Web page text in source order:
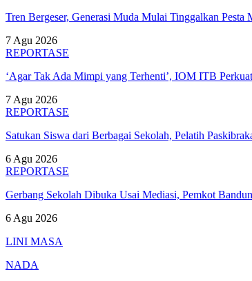
Tren Bergeser, Generasi Muda Mulai Tinggalkan
7 Agu 2026
REPORTASE
‘Agar Tak Ada Mimpi yang Terhenti’, IOM ITB
7 Agu 2026
REPORTASE
Satukan Siswa dari Berbagai Sekolah, Pelatih
6 Agu 2026
REPORTASE
Gerbang Sekolah Dibuka Usai Mediasi, Pemkot
6 Agu 2026
LINI MASA
NADA